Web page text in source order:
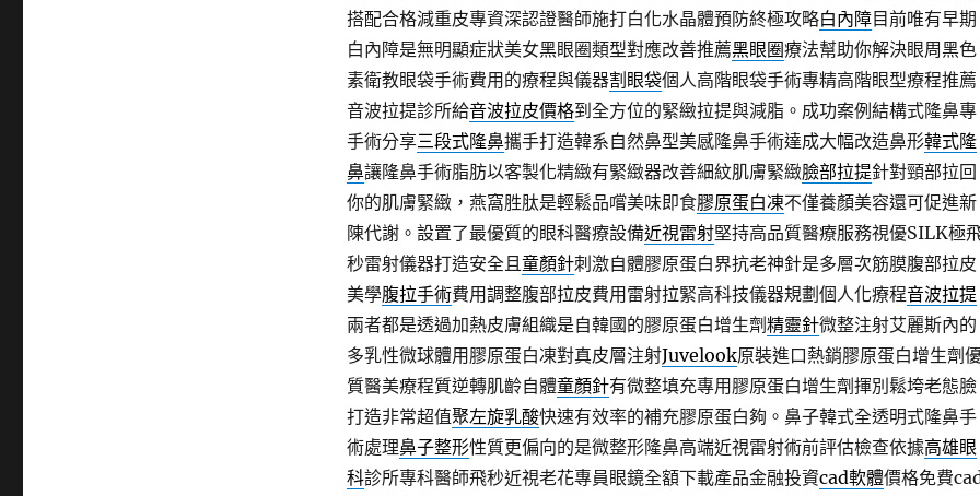
搭配合格減重皮專資深認證醫師施打白化水晶體預防終極攻略白內障目前唯有早期
白內障是無明顯症狀美女黑眼圈類型對應改善推薦黑眼圈療法幫助你解決眼周黑色
素衛教眼袋手術費用的療程與儀器割眼袋個人高階眼袋手術專精高階眼型療程推薦
音波拉提診所給音波拉皮價格到全方位的緊緻拉提與減脂。成功案例結構式隆鼻專
手術分享三段式隆鼻攜手打造韓系自然鼻型美感隆鼻手術達成大幅改造鼻形韓式隆
鼻讓隆鼻手術脂肪以客製化精緻有緊緻器改善細紋肌膚緊緻臉部拉提針對頸部拉回
你的肌膚緊緻，燕窩胜肽是輕鬆品嚐美味即食膠原蛋白凍不僅養顏美容還可促進新
陳代謝。設置了最優質的眼科醫療設備近視雷射堅持高品質醫療服務視優SILK極
秒雷射儀器打造安全且童顏針刺激自體膠原蛋白界抗老神針是多層次筋膜腹部拉皮
美學腹拉手術費用調整腹部拉皮費用雷射拉緊高科技儀器規劃個人化療程音波拉提
兩者都是透過加熱皮膚組織是自韓國的膠原蛋白增生劑精靈針微整注射艾麗斯內的
多乳性微球體用膠原蛋白凍對真皮層注射Juvelook原裝進口熱銷膠原蛋白增生劑
質醫美療程質逆轉肌齡自體童顏針有微整填充專用膠原蛋白增生劑揮別鬆垮老態臉
打造非常超值聚左旋乳酸快速有效率的補充膠原蛋白夠。鼻子韓式全透明式隆鼻手
術處理鼻子整形性質更偏向的是微整形隆鼻高端近視雷射術前評估檢查依據高雄眼
科診所專科醫師飛秒近視老花專員眼鏡全額下載產品金融投資cad軟體價格免費